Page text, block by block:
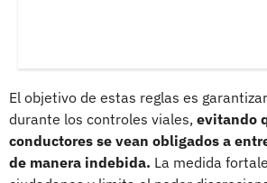
El objetivo de estas reglas es
durante los controles viales, evitando
conductores se vean obligados a
de manera indebida. La medida